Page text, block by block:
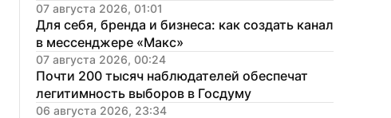
07 августа 2026, 01:01
Для себя, бренда и бизнеса: как создать канал
в мессенджере «Макс»
07 августа 2026, 00:24
Почти 200 тысяч наблюдателей обеспечат
легитимность выборов в Госдуму
06 августа 2026, 23:34